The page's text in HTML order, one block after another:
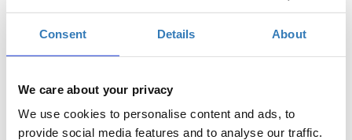
Consent Details About
We care about your privacy
We use cookies to personalise content and ads, to
provide social media features and to analyse our traffic.
8th InvestGR Forum 2025: Greece, Regional